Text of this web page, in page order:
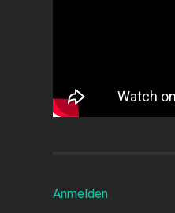
Anmelden